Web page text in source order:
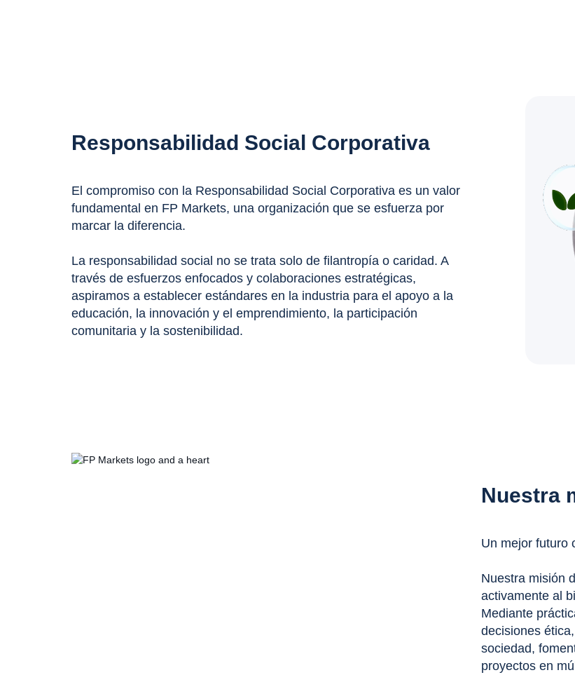
Responsabilidad Social Corporativa
El compromiso con la Responsabilidad Social Corporativa es un valor
fundamental en FP Markets, una organización que se esfuerza por
marcar la diferencia.
La responsabilidad social no se trata solo de filantropía o caridad. A
través de esfuerzos enfocados y colaboraciones estratégicas,
aspiramos a establecer estándares en la industria para el apoyo a la
educación, la innovación y el emprendimiento, la participación
comunitaria y la sostenibilidad.
Nuestra
Un mejor futuro
Nuestra misión
activamente al
Mediante
decisiones
sociedad,
proyectos en